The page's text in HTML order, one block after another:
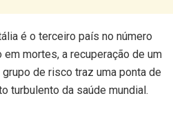
é o terceiro país no número
mortes, a recuperação de um
de risco traz uma ponta de
turbulento da saúde mundial.